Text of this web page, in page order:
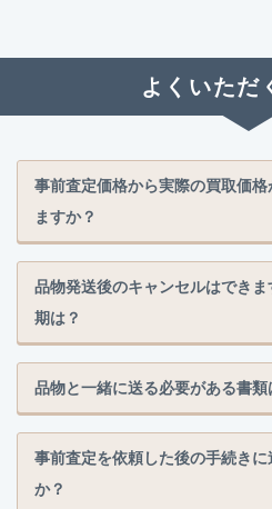
よくいただ
事前査定価格から実際の買取価
ますか？
品物発送後のキャンセルはでき
期は？
品物と一緒に送る必要がある書類
事前査定を依頼した後の手続き
か？